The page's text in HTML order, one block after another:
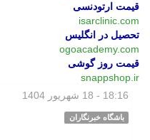
قیمت ارتودنسی
isarclinic.com
تحصیل در انگلیس
ogoacademy.com
قیمت روز گوشی
snappshop.ir
18:16 - 18 شهریور 1404
باشگاه خبرنگاران